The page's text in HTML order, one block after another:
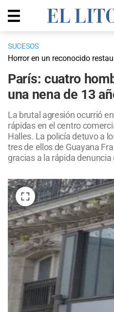
SUCESOS
Horror en un reconocido
París: cuatro
una nena de 13
La brutal agresión ocurrió
rápidas en el centro
Halles. La policía detuvo a
tres de ellos de Guayana
gracias a la rápida denuncia